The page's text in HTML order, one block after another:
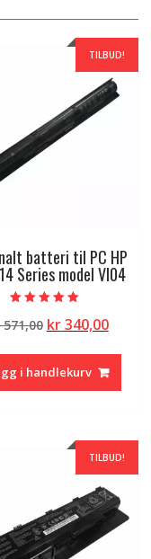
TILBUD!
batteri til PC HP
Series model VI04
5.00
av 5
571,00 Opprinnelig
var:
kr 571,00.
kr340,00
kr
i handlekurv
TILBUD!